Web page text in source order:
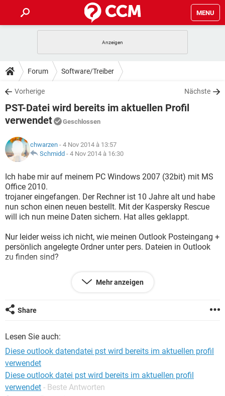
MENU
ANDROID IOS
WINDOWS 10
WHATSAPP TIKTOK
FACEBOOK
TIPPS & TRICKS
SPIELE
WINDOWS 10
FACEBOOK HARDWARE
DOWNLOADS
SPIELE STREAMING
ANDROID
WINDOWS 10
WHATSAPP
FACEBOOK HARDWARE
ANDROID IOS
WHATSAPP
FACEBOOK HARDWARE
LEXIKON
SPIELE
ANDROID IOS
WINDOWS 10 INSTAGRAM
WHATSAPP TIKTOK
Forum Software/Treiber
Vorherige Nächste
PST-Datei wird bereits im aktuellen Profil
verwendet
Geschlossen
chwarzen - 4 Nov 2014 à 13:57
Schmidd - 4 Nov 2014 à 16:30
Ich habe mir auf meinem PC Windows 2007 (32bit) mit MS
Office 2010.
trojaner eingefangen. Der Rechner ist 10 Jahre alt und habe
nun schon einen neuen bestellt. Mit der Kaspersky Rescue
will ich nun meine Daten sichern. Hat alles geklappt.
Nur leider weiss ich nicht, wie meinen Outlook Posteingang +
persönlich angelegte Ordner unter pers. Dateien in Outlook
zu finden sind?
Und wie ich die sicher und in den neuen PC (64bit)- gleiches
Outlook wie alter PC- einfüge?
Habe selber mal probiert: Nach Outlook-Start bin ich mal in
Datei/Öffnen auf "Outlook-Datendatei (PST) öffnen"
des alten Rechners gesucht, die ich separat auf einen
externen Wechseldatenträger exportiert habe. Doch leider
bleibt beim Öffnen des Orders die PST-Datei leer.
Also wieder Outlook-Start, Datei/Öffnen auf "Outlook-
Datendatei importieren" gegangen.
Mehr anzeigen
Share
Lesen Sie auch:
Diese outlook datendatei pst wird bereits im aktuellen profil
verwendet
Diese outlook datei pst wird bereits im aktuellen profil
verwendet - Beste Antworten